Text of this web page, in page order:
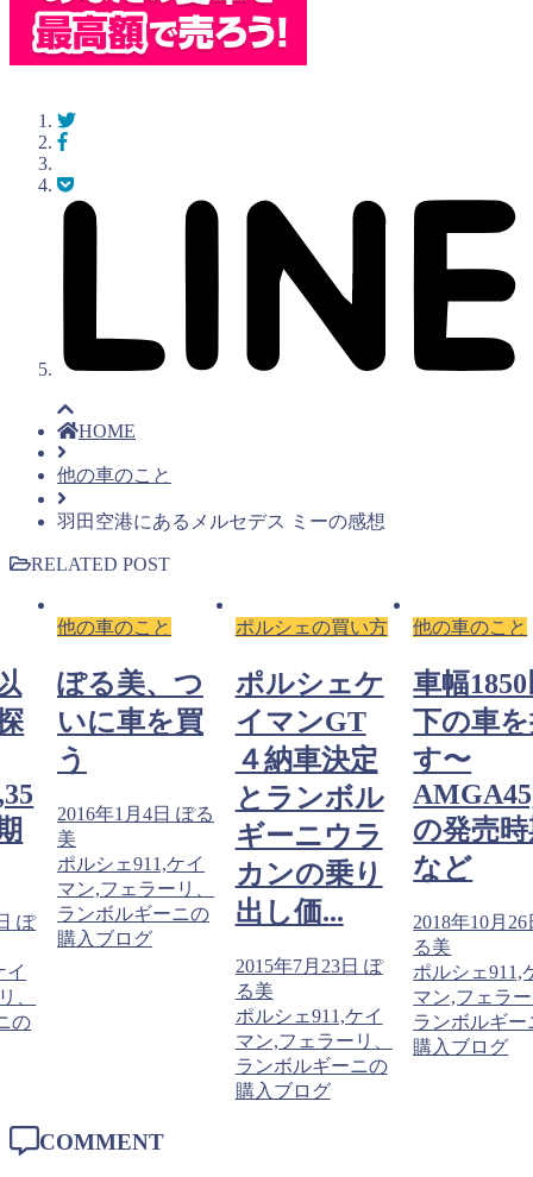
HOME
他の車のこと
羽田空港にあるメルセデス ミーの感想
RELATED POST
る
の
ポルシェの買い方
ポルシェケ
イマンGT
４納車決定
とランボル
ギーニウラ
カンの乗り
出し価...
他の車のこと
車幅1850以
下の車を探
す〜
AMGA45,35
の発売時期
など
2018年10月26日
ポルシェ911,ケイ
マン,フェラーリ、
ランボルギーニの
購入ブログ
他の車のこと
ぽる美
いに車
う
2016年1月4日
美
ポルシェ911,
マン,フェラ
ランボルギー
購入ブログ
COMMENT